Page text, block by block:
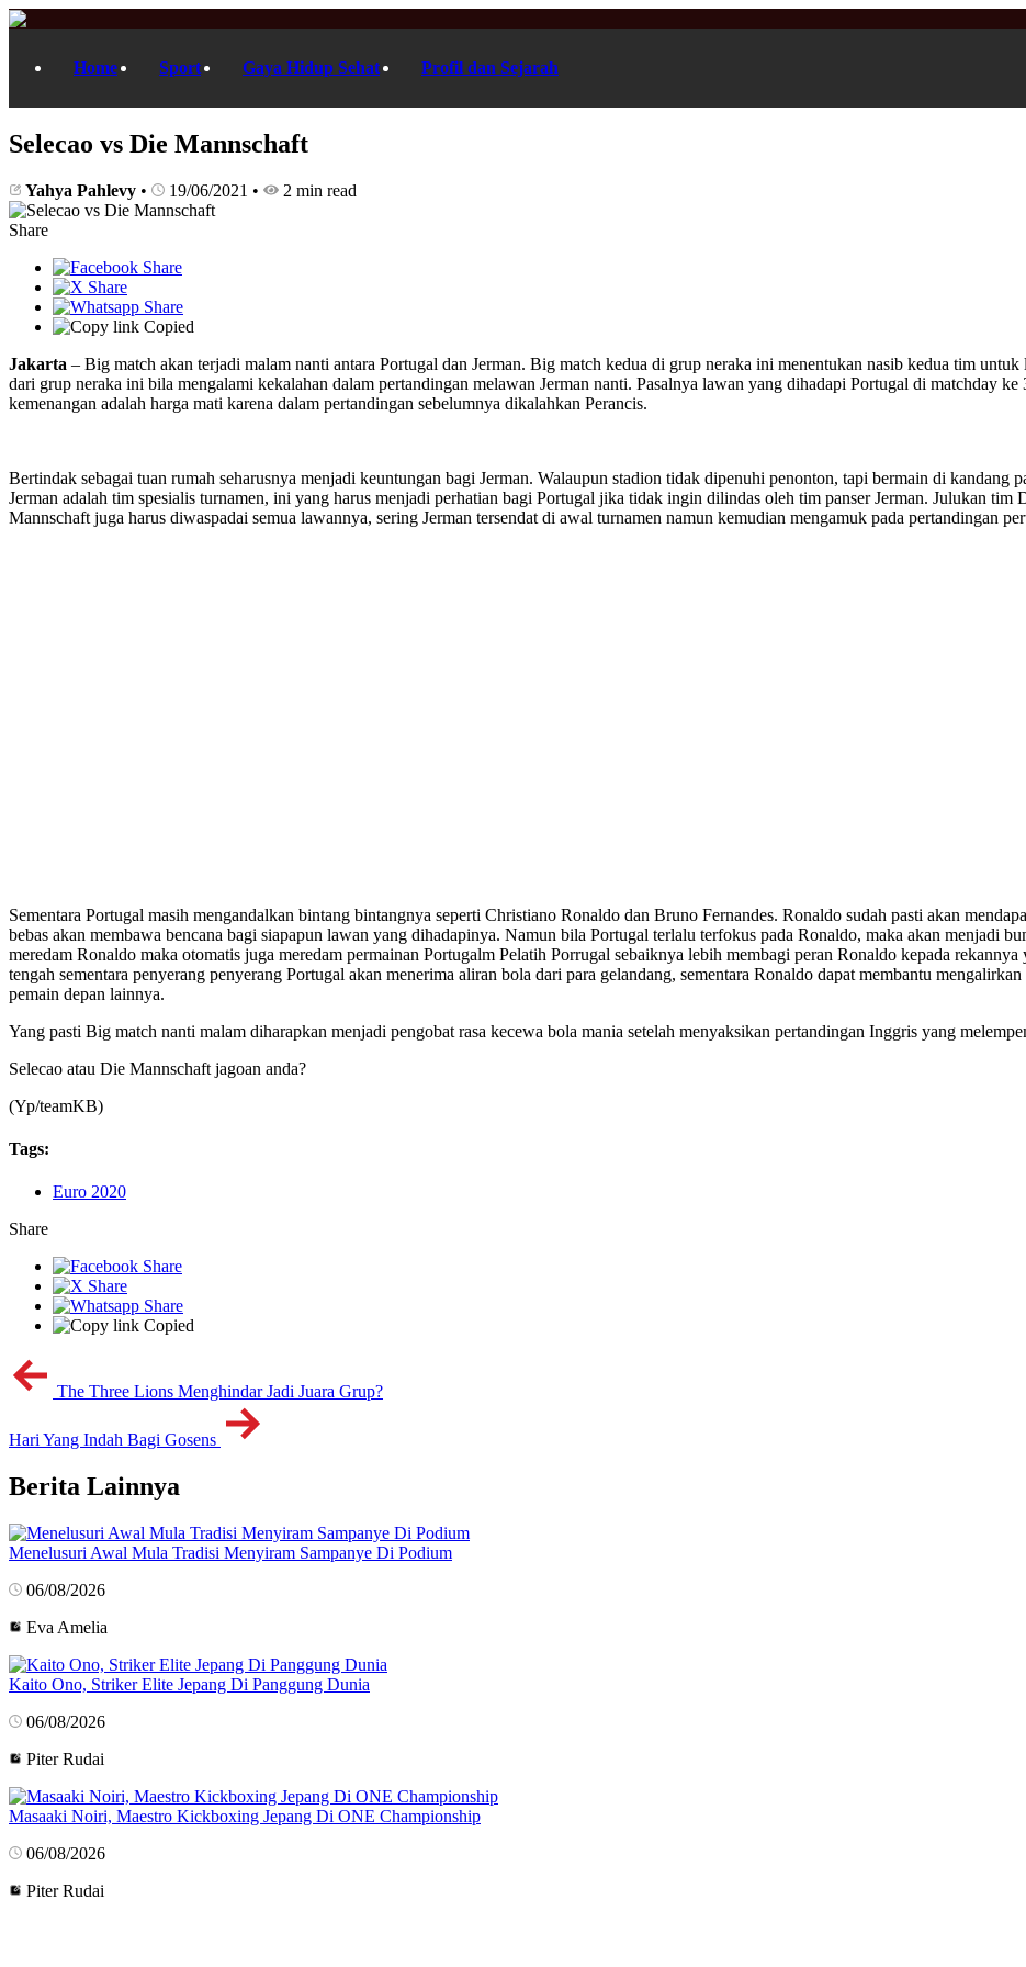
Home Sport Gaya Hidup Sehat Profil dan Sejarah
Selecao vs Die Mannschaft
Yahya Pahlevy • 19/06/2021 • 2 min read
Share
Copied
Jakarta – Big match akan terjadi malam nanti antara Portugal dan Jerman. Big match kedua di grup neraka ini menentukan nasib kedua tim
dari grup neraka ini bila mengalami kekalahan dalam pertandingan melawan Jerman nanti. Pasalnya lawan yang dihadapi Portugal di matchday
kemenangan adalah harga mati karena dalam pertandingan sebelumnya dikalahkan Perancis.
Bertindak sebagai tuan rumah seharusnya menjadi keuntungan bagi Jerman. Walaupun stadion tidak dipenuhi penonton, tapi bermain di kandang
Jerman adalah tim spesialis turnamen, ini yang harus menjadi perhatian bagi Portugal jika tidak ingin dilindas oleh tim panser Jerman. Julukan tim
Mannschaft juga harus diwaspadai semua lawannya, sering Jerman tersendat di awal turnamen namun kemudian mengamuk pada pertandingan
Sementara Portugal masih mengandalkan bintang bintangnya seperti Christiano Ronaldo dan Bruno Fernandes. Ronaldo sudah pasti akan
bebas akan membawa bencana bagi siapapun lawan yang dihadapinya. Namun bila Portugal terlalu terfokus pada Ronaldo, maka akan menjadi
meredam Ronaldo maka otomatis juga meredam permainan Portugalm Pelatih Porrugal sebaiknya lebih membagi peran Ronaldo kepada
tengah sementara penyerang penyerang Portugal akan menerima aliran bola dari para gelandang, sementara Ronaldo dapat membantu
pemain depan lainnya.
Yang pasti Big match nanti malam diharapkan menjadi pengobat rasa kecewa bola mania setelah menyaksikan pertandingan Inggris yang
Selecao atau Die Mannschaft jagoan anda?
(Yp/teamKB)
Tags:
Euro 2020
Share
Copied
The Three Lions Menghindar Jadi Juara Grup?
Hari Yang Indah Bagi Gosens
Berita Lainnya
Menelusuri Awal Mula Tradisi Menyiram Sampanye Di Podium
06/08/2026
Eva Amelia
Kaito Ono, Striker Elite Jepang Di Panggung Dunia
06/08/2026
Piter Rudai
Masaaki Noiri, Maestro Kickboxing Jepang Di ONE Championship
06/08/2026
Piter Rudai